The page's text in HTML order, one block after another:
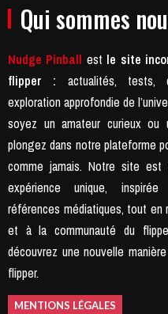
Qui sommes
Nudge Pinball est le site
flipper : actualités, tests,
exploration approfondie de
soyez un amateur curieux ou
plongez dans notre plateforme
comme jamais. Notre site est
expérience unique,
références médiatiques, tout en
et à la communauté du
découvrez une nouvelle
flipper.
MENTIONS LÉGALES